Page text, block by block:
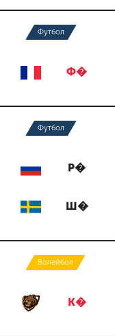
Футбол
Ф�
Футбол
Р�
Ш�
Волейбол
К�